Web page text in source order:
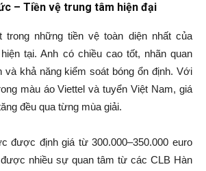
– Tiền vệ trung tâm hiện đại
những tiền vệ toàn diện nhất của
tại. Anh có chiều cao tốt, nhãn quan
và khả năng kiểm soát bóng ổn định. Với
màu áo Viettel và tuyển Việt Nam, giá
đều qua từng mùa giải.
được định giá từ 300.000–350.000 euro
nhiều sự quan tâm từ các CLB Hàn